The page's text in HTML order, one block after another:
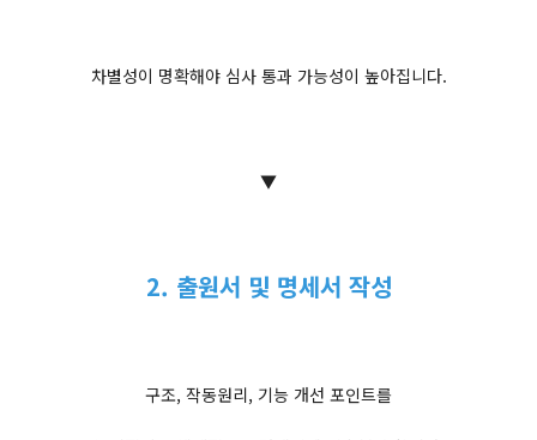
차별성이 명확해야 심사 통과 가능성이 높아집니다.
▼
2. 출원서 및 명세서 작성
구조, 작동원리, 기능 개선 포인트를